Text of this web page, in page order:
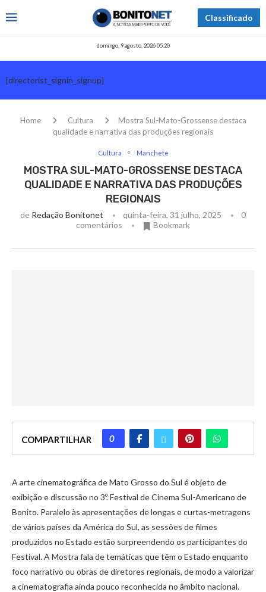
Classificado
domingo, 9 agosto, 2026 05:20
[directorist_signin_signup]
Home Cultura
Mostra Sul-Mato-Grossense destaca
qualidade e narrativa das produções regionais
Cultura Manchete
MOSTRA SUL-MATO-GROSSENSE DESTACA
QUALIDADE E NARRATIVA DAS PRODUÇÕES
REGIONAIS
de Redação Bonitonet quinta-feira, 31 julho, 2025
0
comentários
Bookmark
COMPARTILHAR 0
A arte cinematográfica de Mato Grosso do Sul é objeto de
exibição e discussão no 3º. Festival de Cinema Sul-Americano de
Bonito. Paralelo às apresentações de longas e curtas-metragens
de vários países da América do Sul, as sessões de filmes
produzidos no Estado estão surpreendendo os participantes do
Festival. A Mostra fala de temáticas que têm o Estado enquanto
foco narrativo ou obras de diretores regionais, de modo a valorizar
a cinematografia ainda pouco reconhecida no âmbito nacional.